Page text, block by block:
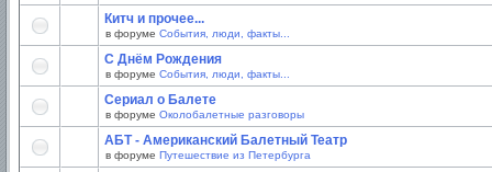
Китч и прочее...
в форуме События, люди, факты...
С Днём Рождения
в форуме События, люди, факты...
Сериал о Балете
в форуме Околобалетные разговоры
АБТ - Американский Балетный Театр
в форуме Путешествие из Петербурга